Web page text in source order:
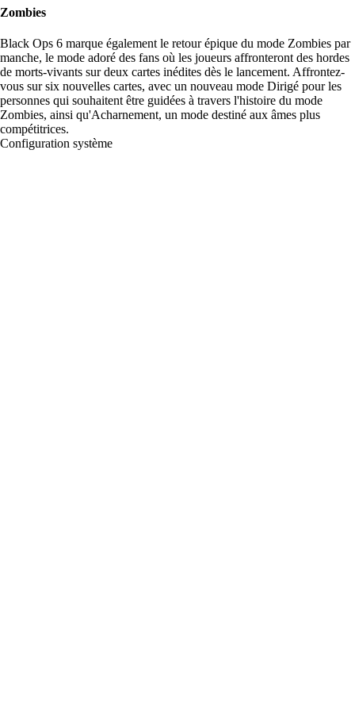
Zombies
Black Ops 6 marque également le retour épique du mode Zombies par
manche, le mode adoré des fans où les joueurs affronteront des hordes
de morts-vivants sur deux cartes inédites dès le lancement. Affrontez-
vous sur six nouvelles cartes, avec un nouveau mode Dirigé pour les
personnes qui souhaitent être guidées à travers l'histoire du mode
Zombies, ainsi qu'Acharnement, un mode destiné aux âmes plus
compétitrices.
Configuration système